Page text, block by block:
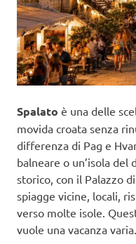
Spalato è una delle
movida croata senza
differenza di Pag e
balneare o un’isola
storico, con il Palazzo
spiagge vicine, locali,
verso molte isole.
vuole una vacanza varia.